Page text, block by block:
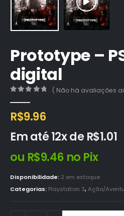
Prototype –
digital
( Não há avaliações
R$9.96
Em até 12x deR$1.01
ou R$9.46 no Pix
Disponibilidade: 2 em estoque
Categorias: Playstation 3,Ação/